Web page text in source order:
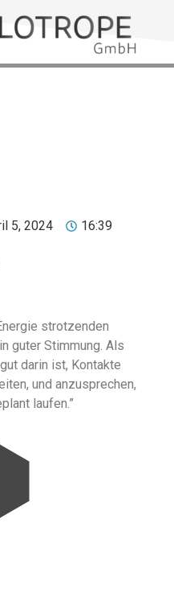
5, 2024
16:39
strotzenden
guter Stimmung. Als
darin ist, Kontakte
und anzusprechen,
laufen.”